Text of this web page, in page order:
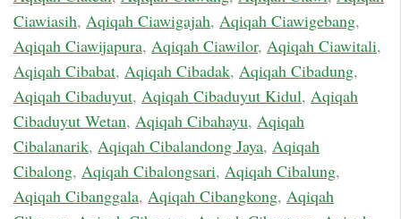
Ciawiasih, Aqiqah Ciawigajah, Aqiqah Ciawigebang,
Aqiqah Ciawijapura, Aqiqah Ciawilor, Aqiqah Ciawitali,
Aqiqah Cibabat, Aqiqah Cibadak, Aqiqah Cibadung,
Aqiqah Cibaduyut, Aqiqah Cibaduyut Kidul, Aqiqah
Cibaduyut Wetan, Aqiqah Cibahayu, Aqiqah
Cibalanarik, Aqiqah Cibalandong Jaya, Aqiqah
Cibalong, Aqiqah Cibalongsari, Aqiqah Cibalung,
Aqiqah Cibanggala, Aqiqah Cibangkong, Aqiqah